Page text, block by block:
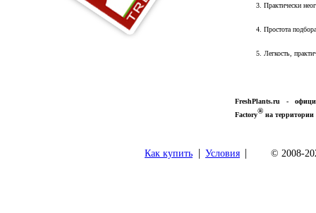
3. Практически
4. Простота
5. Легкость,
FreshPlants.ru -
Factory® на территории
Как купить | Условия | © 2008-